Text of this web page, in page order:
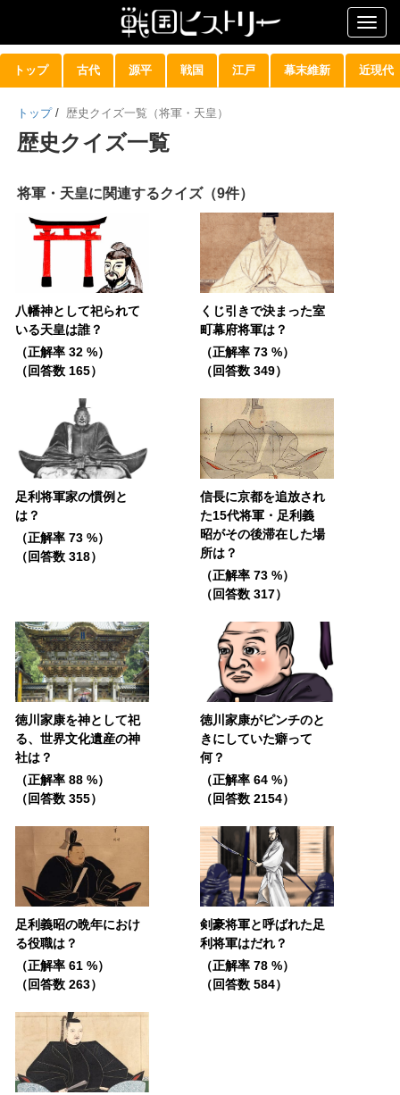
トップ 古代 源平 戦国 江戸 幕末維新 近現代
トップ / 歴史クイズ一覧（将軍・天皇）
歴史クイズ一覧
将軍・天皇に関連するクイズ（9件）
八幡神として祀られて
いる天皇は誰？
（正解率 32 %）
（回答数 165）
くじ引きで決まった室
町幕府将軍は？
（正解率 73 %）
（回答数 349）
足利将軍家の慣例と
は？
（正解率 73 %）
（回答数 318）
信長に京都を追放され
た15代将軍・足利義
昭がその後滞在した場
所は？
（正解率 73 %）
（回答数 317）
徳川家康を神として祀
る、世界文化遺産の神
社は？
（正解率 88 %）
（回答数 355）
徳川家康がピンチのと
きにしていた癖って
何？
（正解率 64 %）
（回答数 2154）
足利義昭の晩年におけ
る役職は？
（正解率 61 %）
（回答数 263）
剣豪将軍と呼ばれた足
利将軍はだれ？
（正解率 78 %）
（回答数 584）